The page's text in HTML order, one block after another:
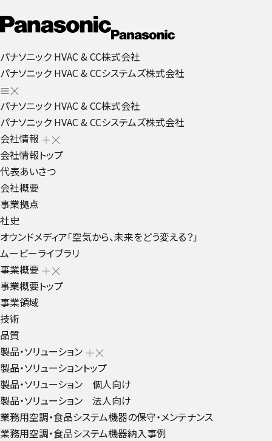
パナソニック HVAC & CC株式会社
パナソニック HVAC & CCシステムズ株式会社
パナソニック HVAC & CC株式会社
パナソニック HVAC & CCシステムズ株式会社
会社情報
会社情報トップ
代表あいさつ
会社概要
事業拠点
社史
オウンドメディア「空気から、未来をどう変える？」
ムービーライブラリ
事業概要
事業概要トップ
事業領域
技術
品質
製品・ソリューション
製品・ソリューショントップ
製品・ソリューション 個人向け
製品・ソリューション 法人向け
業務用空調・食品システム機器の保守・メンテナンス
業務用空調・食品システム機器納入事例